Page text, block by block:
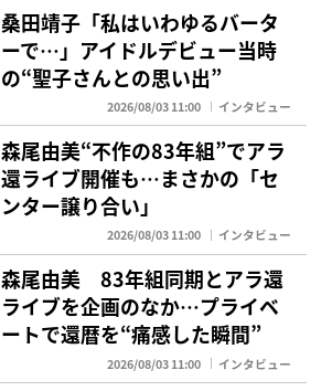
桑田靖子「私はいわゆるバータ
ーで…」アイドルデビュー当時
の“聖子さんとの思い出”
2026/08/03 11:00 インタビュー
森尾由美“不作の83年組”でアラ
還ライブ開催も…まさかの「セ
ンター譲り合い」
2026/08/03 11:00 インタビュー
森尾由美 83年組同期とアラ還
ライブを企画のなか…プライベ
ートで還暦を“痛感した瞬間”
2026/08/03 11:00 インタビュー